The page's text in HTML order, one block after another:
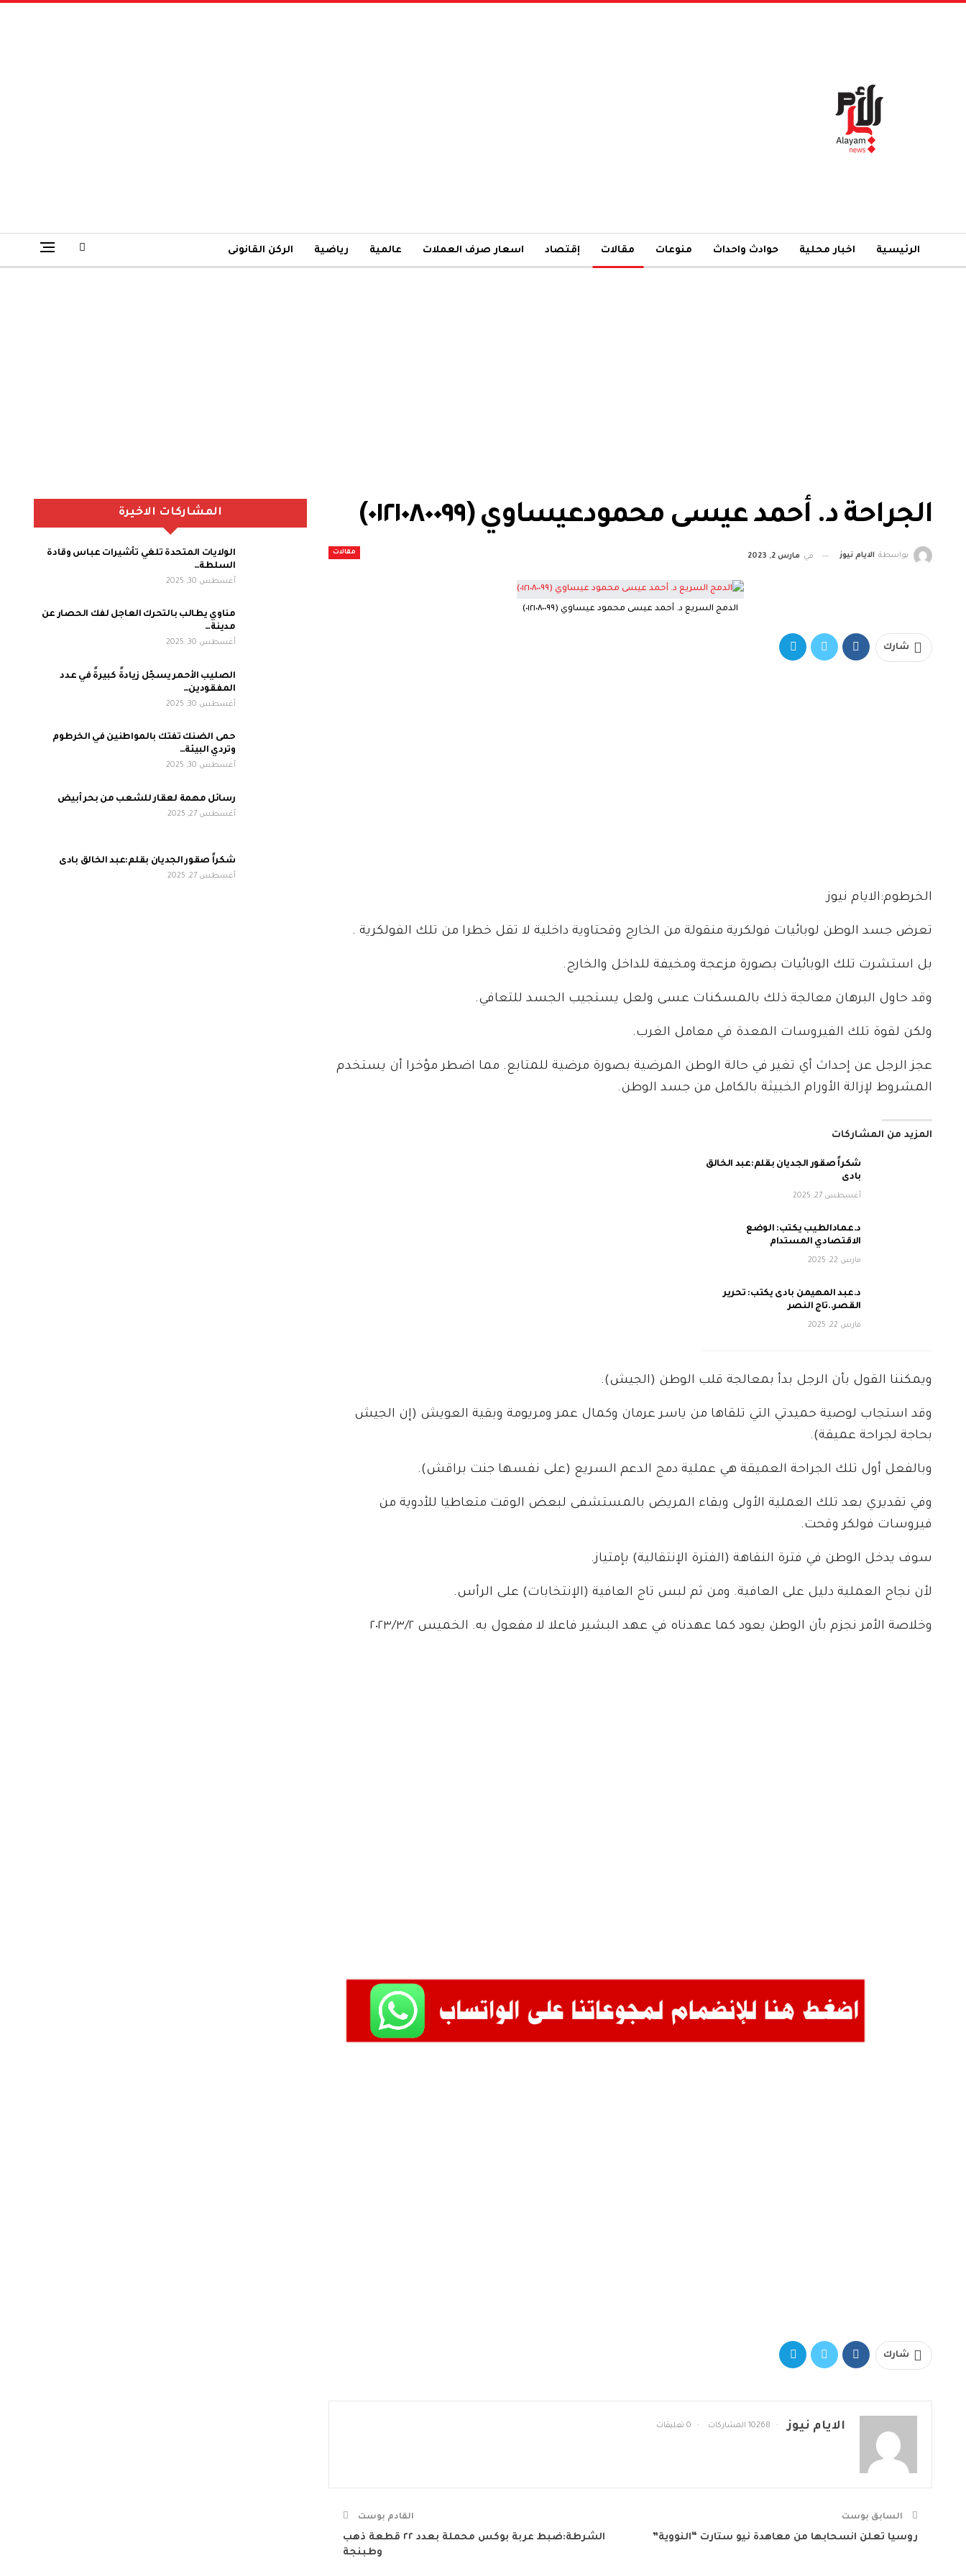
الرئيسية اخبار محلية حوادث واحداث منوعات مقالات إقتصاد اسعار صرف العملات عالمية رياضية الركن القانونى
الجراحة د. أحمد عيسى محمودعيساوي (٠١٢١٠٨٠٠٩٩)
مقالات بواسطة الايام نيوز في مارس 2, 2023
الدمج السريع د. أحمد عيسى محمود عيساوي (٠١٢١٠٨٠٠٩٩)
شارك
الخرطوم:الايام نيوز
تعرض جسد الوطن لوبائيات فولكرية منقولة من الخارج وقحتاوية داخلية لا تقل خطرا من تلك الفولكرية .
بل استشرت تلك الوبائيات بصورة مزعجة ومخيفة للداخل والخارج.
وقد حاول البرهان معالجة ذلك بالمسكنات عسى ولعل يستجيب الجسد للتعافي.
ولكن لقوة تلك الفيروسات المعدة في معامل الغرب.
عجز الرجل عن إحداث أي تغير في حالة الوطن المرضية بصورة مرضية للمتابع. مما اضطر مؤخرا أن يستخدم
المشروط لإزالة الأورام الخبيثة بالكامل من جسد الوطن.
المزيد من المشاركات
شكراً صقور الجديان بقلم:عبد الخالق
بادى
أغسطس 27, 2025
د.عمادالطيب يكتب: الوضع
الاقتصادي المستدام
مارس 22, 2025
د.عبد المهيمن بادى يكتب: تحرير
القصر..تاج النصر
مارس 22, 2025
ويمكننا القول بأن الرجل بدأ بمعالجة قلب الوطن (الجيش).
وقد استجاب لوصية حميدتي التي تلقاها من ياسر عرمان وكمال عمر ومريومة وبقية العويش (إن الجيش
بحاجة لجراحة عميقة).
وبالفعل أول تلك الجراحة العميقة هي عملية دمج الدعم السريع (على نفسها جنت براقش).
وفي تقديري بعد تلك العملية الأولى وبقاء المريض بالمستشفى لبعض الوقت متعاطيا للأدوية من
فيروسات فولكر وقحت.
سوف يدخل الوطن في فترة النقاهة (الفترة الإنتقالية) بإمتياز.
لأن نجاح العملية دليل على العافية. ومن ثم لبس تاج العافية (الإنتخابات) على الرأس.
وخلاصة الأمر نجزم بأن الوطن يعود كما عهدناه في عهد البشير فاعلا لا مفعول به. الخميس ٢٠٢٣/٣/٢
شارك
الايام نيوز 10268 المشاركات 0 تعليقات
السابق بوست
روسيا تعلن انسحابها من معاهدة نيو ستارت “النووية”
القادم بوست
الشرطة:ضبط عربة بوكس محملة بعدد ٢٢ قطعة ذهب
وطبنجة
المشاركات الاخيرة
الولايات المتحدة تلغي تأشيرات عباس وقادة
السلطة…
أغسطس 30, 2025
مناوي يطالب بالتحرك العاجل لفك الحصار عن
مدينة…
أغسطس 30, 2025
الصليب الأحمر يسجّل زيادةً كبيرةً في عدد
المفقودين…
أغسطس 30, 2025
حمى الضنك تفتك بالمواطنين في الخرطوم
وتردي البيئة…
أغسطس 30, 2025
رسائل مهمة لعقار للشعب من بحر أبيض
أغسطس 27, 2025
شكراً صقور الجديان بقلم:عبد الخالق بادى
أغسطس 27, 2025